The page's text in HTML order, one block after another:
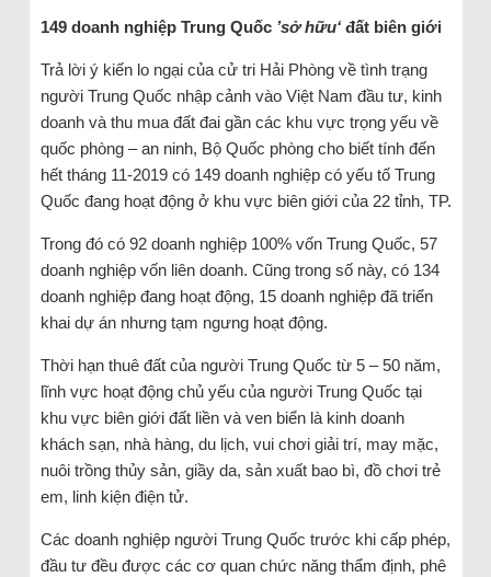
149 doanh nghiệp Trung Quốc ’sở hữu‘đất biên giới
Trả lời ý kiến lo ngại của cử tri Hải Phòng về tình trạng
người Trung Quốc nhập cảnh vào Việt Nam đầu tư, kinh
doanh và thu mua đất đai gần các khu vực trọng yếu về
quốc phòng – an ninh, Bộ Quốc phòng cho biết tính đến
hết tháng 11-2019 có 149 doanh nghiệp có yếu tố Trung
Quốc đang hoạt động ở khu vực biên giới của 22 tỉnh, TP.
Trong đó có 92 doanh nghiệp 100% vốn Trung Quốc, 57
doanh nghiệp vốn liên doanh. Cũng trong số này, có 134
doanh nghiệp đang hoạt động, 15 doanh nghiệp đã triển
khai dự án nhưng tạm ngưng hoạt động.
Thời hạn thuê đất của người Trung Quốc từ 5 – 50 năm,
lĩnh vực hoạt động chủ yếu của người Trung Quốc tại
khu vực biên giới đất liền và ven biển là kinh doanh
khách sạn, nhà hàng, du lịch, vui chơi giải trí, may mặc,
nuôi trồng thủy sản, giầy da, sản xuất bao bì, đồ chơi trẻ
em, linh kiện điện tử.
Các doanh nghiệp người Trung Quốc trước khi cấp phép,
đầu tư đều được các cơ quan chức năng thẩm định, phê